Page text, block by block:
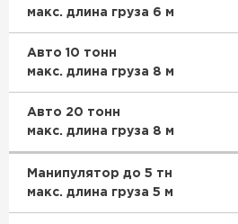
макс. длина груза 6 м
Авто 10 тонн
макс. длина груза 8 м
Авто 20 тонн
макс. длина груза 8 м
Манипулятор до 5 тн
макс. длина груза 5 м